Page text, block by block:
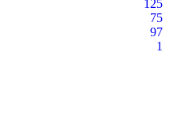
125
75
97
1